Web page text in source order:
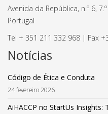
Avenida da República, n.º 6,
Portugal
Tel + 351 211 332 968 | Fax
Notícias
Código de Ética e Conduta
24 fevereiro 2026
AiHACCP no StartUs